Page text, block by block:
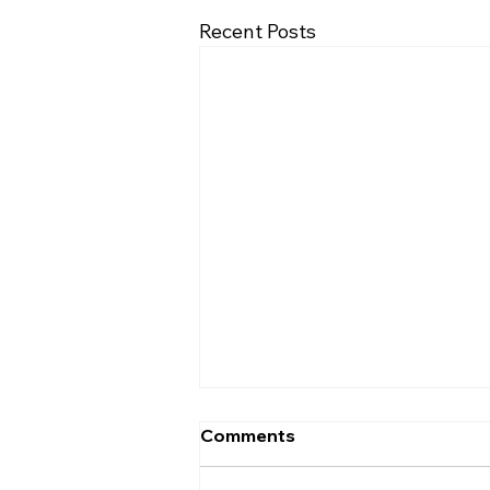
Recent Posts
[2026.08.02] 교회 소식
• 성만찬 오늘 예배중에 있습니다.
Comments